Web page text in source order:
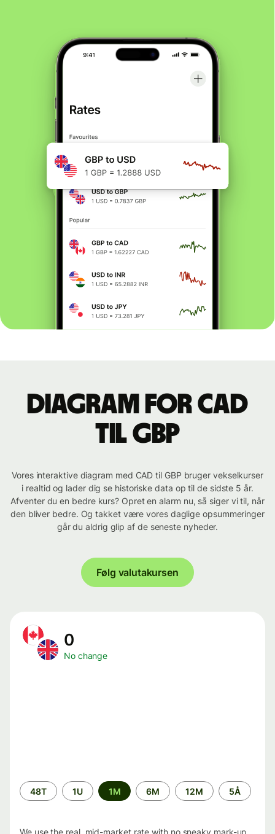
Diagram for CAD
til GBP
Vores interaktive diagram med CAD til GBP bruger vekselkurser
i realtid og lader dig se historiske data op til de sidste 5 år.
Afventer du en bedre kurs? Opret en alarm nu, så siger vi til, når
den bliver bedre. Og takket være vores daglige opsummeringer
går du aldrig glip af de seneste nyheder.
Følg valutakursen
0
No change
Time
period
48T 1U 1M 6M 12M 5Å